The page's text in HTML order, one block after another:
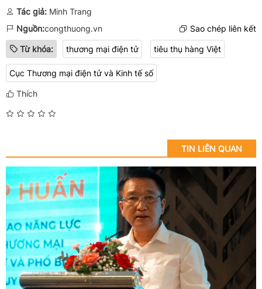
Tác giả: Minh Trang
Nguồn:congthuong.vn Sao chép liên kết
Từ khóa: thương mại điện tử tiêu thụ hàng Việt
Cục Thương mại điện tử và Kinh tế số
Thích
TIN LIÊN QUAN